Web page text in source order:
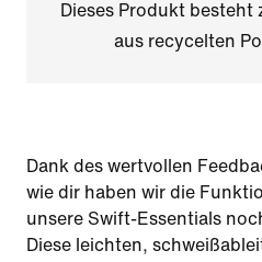
Dieses Produkt
aus recycelten
Dank des wertvollen
wie dir haben wir die
unsere Swift-Essentials
Diese leichten,